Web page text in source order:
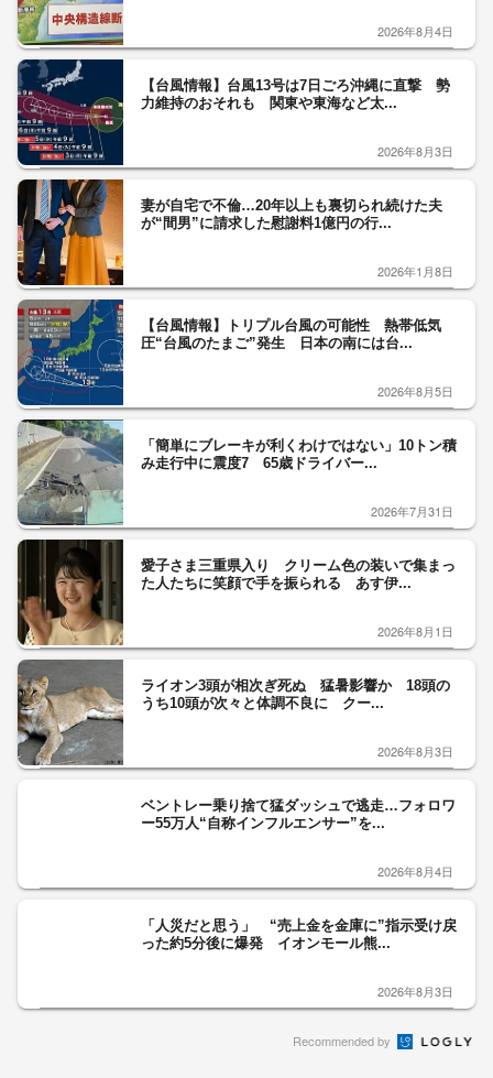
2026年8月4日
【台風情報】台風13号は7日ごろ沖縄に直撃 勢
力維持のおそれも 関東や東海など太...
2026年8月3日
妻が自宅で不倫…20年以上も裏切られ続けた夫
が“間男”に請求した慰謝料1億円の行...
2026年1月8日
【台風情報】トリプル台風の可能性 熱帯低気
圧“台風のたまご”発生 日本の南には台...
2026年8月5日
「簡単にブレーキが利くわけではない」10トン積
み走行中に震度7 65歳ドライバー...
2026年7月31日
愛子さま三重県入り クリーム色の装いで集まっ
た人たちに笑顔で手を振られる あす伊...
2026年8月1日
ライオン3頭が相次ぎ死ぬ 猛暑影響か 18頭の
うち10頭が次々と体調不良に クー...
2026年8月3日
ベントレー乗り捨て猛ダッシュで逃走…フォロワ
ー55万人“自称インフルエンサー”を...
2026年8月4日
「人災だと思う」 “売上金を金庫に”指示受け戻
った約5分後に爆発 イオンモール熊...
2026年8月3日
Recommended by